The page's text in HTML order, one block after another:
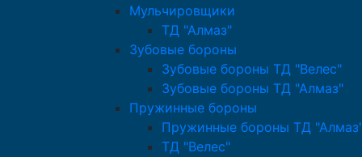
Мульчировщики
ТД "Алмаз"
Зубовые бороны
Зубовые бороны ТД "Велес"
Зубовые бороны ТД "Алмаз"
Пружинные бороны
Пружинные бороны ТД
ТД "Велес"